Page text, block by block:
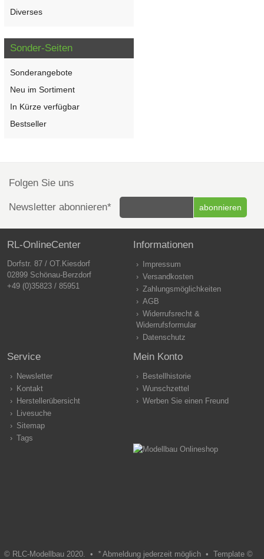
Diverses
Sonder-Seiten
Sonderangebote
Neu im Sortiment
In Kürze verfügbar
Bestseller
Folgen Sie uns
Newsletter abonnieren*
RL-OnlineCenter
Dorfstr. 87 / OT.Kiesdorf
02899 Schönau-Berzdorf
+49 (0)35823 / 85951
Informationen
Impressum
Versandkosten
Zahlungsmöglichkeiten
AGB
Widerrufsrecht &
Widerrufsformular
Datenschutz
Service
Newsletter
Kontakt
Herstellerübersicht
Livesuche
Sitemap
Tags
Mein Konto
Bestellhistorie
Wunschzettel
Werben Sie einen Freund
© RLC-Modellbau 2020. • *Abmeldung jederzeit möglich • Template ©